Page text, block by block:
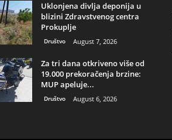
Uklonjena divlja deponija u
blizini Zdravstvenog centra
Prokuplje
Društvo August 7, 2026
Za tri dana otkriveno više od
19.000 prekoračenja brzine:
MUP apeluje...
Društvo August 6, 2026